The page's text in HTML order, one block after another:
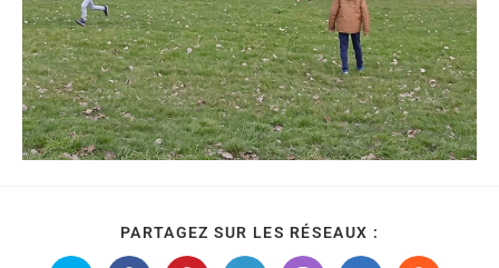
PARTAGEZ SUR LES RÉSEAUX :